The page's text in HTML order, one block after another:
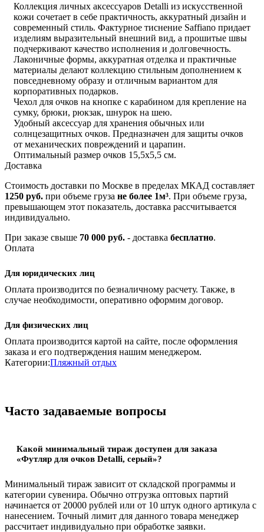
Коллекция личных аксессуаров Detalli из искусственной
кожи сочетает в себе практичность, аккуратный дизайн и
современный стиль. Фактурное тиснение Saffiano придает
изделиям выразительный внешний вид, а прошитые швы
подчеркивают качество исполнения и долговечность.
Лаконичные формы, аккуратная отделка и практичные
материалы делают коллекцию стильным дополнением к
повседневному образу и отличным вариантом для
корпоративных подарков.
Чехол для очков на кнопке с карабином для крепление на
сумку, брюки, рюкзак, шнурок на шею.
Удобный аксессуар для хранения обычных или
солнцезащитных очков. Предназначен для защиты очков
от механических повреждений и царапин.
Оптимальный размер очков 15,5х5,5 см.
Доставка
Стоимость доставки по Москве в пределах МКАД составляет
1250 руб. при объеме груза не более 1м³. При объеме груза,
превышающем этот показатель, доставка рассчитывается
индивидуально.
При заказе свыше 70 000 руб. - доставка бесплатно.
Оплата
Для юридических лиц
Оплата производится по безналичному расчету. Также, в
случае необходимости, оперативно оформим договор.
Для физических лиц
Оплата производится картой на сайте, после оформления
заказа и его подтверждения нашим менеджером.
Категории:Пляжный отдых
Часто задаваемые вопросы
Какой минимальный тираж доступен для заказа
«Футляр для очков Detalli, серый»?
Минимальный тираж зависит от складской программы и
категории сувенира. Обычно отгрузка оптовых партий
начинается от 20000 рублей или от 10 штук одного артикула с
нанесением. Точный лимит для данного товара менеджер
рассчитает индивидуально при обработке заявки.